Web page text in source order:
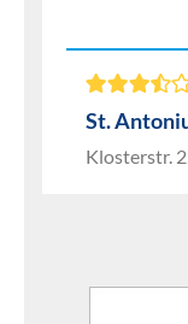
St.
Klosterstr.